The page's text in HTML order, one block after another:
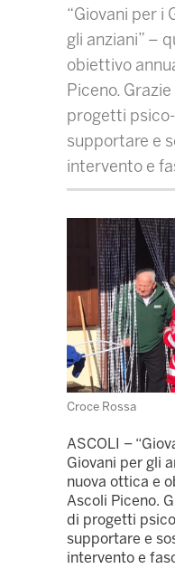
“Giovani per i
gli anziani” –
obiettivo
Piceno.
progetti
supportare e
intervento e
Croce Rossa
ASCOLI –
Giovani per gli
nuova ottica e
Ascoli Piceno.
di progetti
supportare e
intervento e